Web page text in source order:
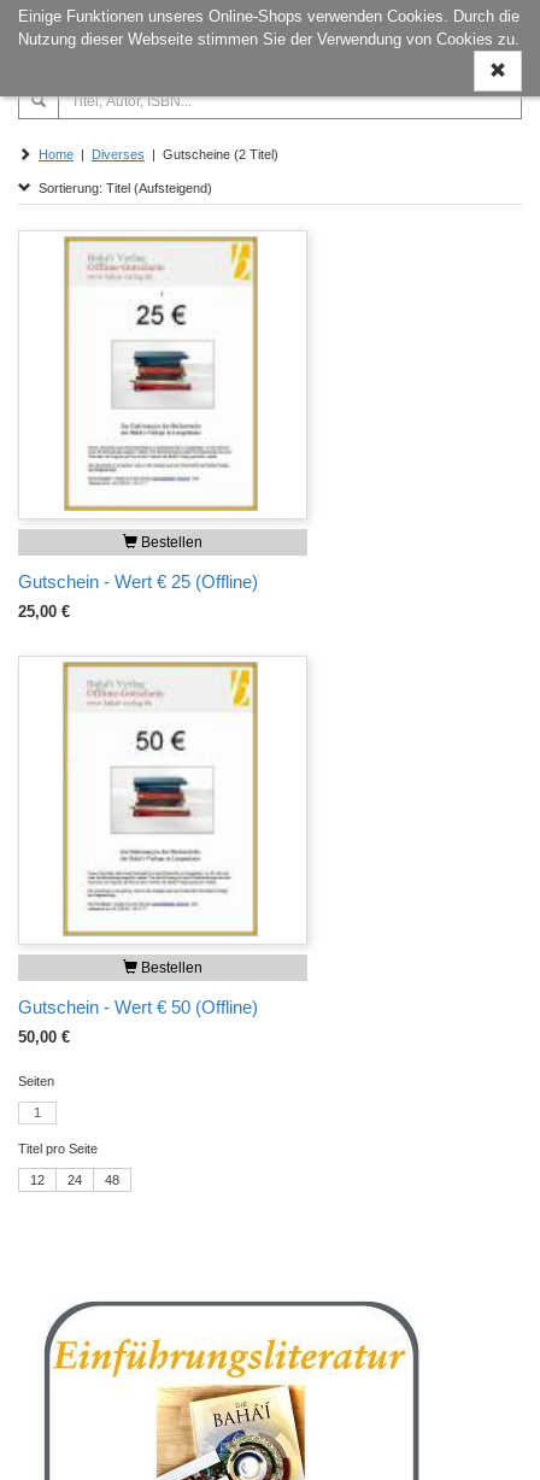
Einige Funktionen unseres Online-Shops verwenden Cookies. Durch die
Nutzung dieser Webseite stimmen Sie der Verwendung von Cookies zu.
ein-/
Home | Diverses | Gutscheine (2 Titel)
Sortierung: Titel (Aufsteigend)
Bestellen
Gutschein - Wert € 25 (Offline)
25,00 €
Bestellen
Gutschein - Wert € 50 (Offline)
50,00 €
Seiten
1
Titel pro Seite
12 24 48